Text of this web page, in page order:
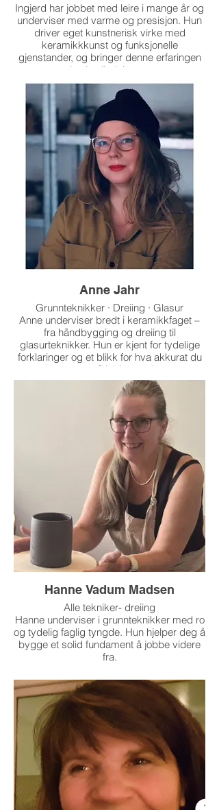
Ingjerd har jobbet med leire i mange år og
underviser med varme og presisjon. Hun
driver eget kunstnerisk virke med
keramikkkunst og funksjonelle
gjenstander, og bringer denne erfaringen
inn i veiledningen.
Anne Jahr
Grunnteknikker · Dreiing · Glasur
Anne underviser bredt i keramikkfaget –
fra håndbygging og dreiing til
glasurteknikker. Hun er kjent for tydelige
forklaringer og et blikk for hva akkurat du
trenger å jobbe med.
Hanne Vadum Madsen
Alle tekniker- dreiing
Hanne underviser i grunnteknikker med ro
og tydelig faglig tyngde. Hun hjelper deg å
bygge et solid fundament å jobbe videre
fra.